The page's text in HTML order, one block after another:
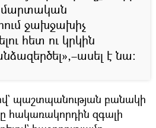
մարտական
ջախջախիչ
հետ ու կրկին
է նա։
պաշտպանության բանակի
հակառակորդին զգալի